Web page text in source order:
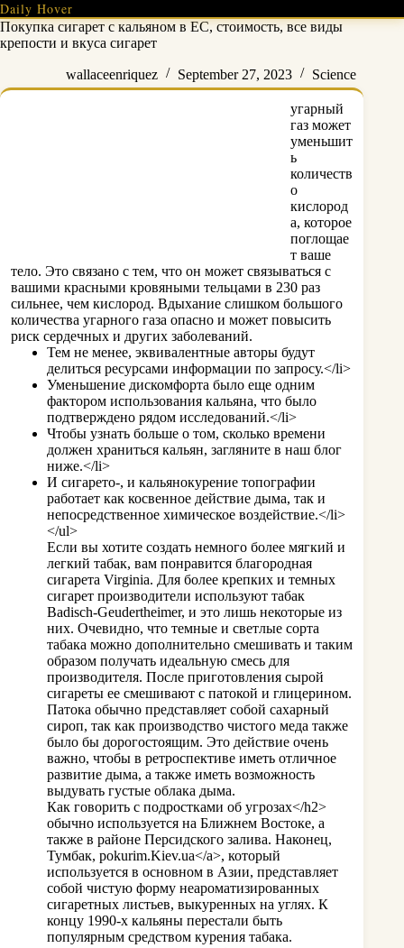
Skip
to
content
Daily Hover
Покупка сигарет с кальяном в ЕС, стоимость, все виды
крепости и вкуса сигарет
wallaceenriquez September 27, 2023 Science
угарный
газ может
уменьшит
ь
количеств
о
кислород
а, которое
поглощае
т ваше
тело. Это связано с тем, что он может связываться с
вашими красными кровяными тельцами в 230 раз
сильнее, чем кислород. Вдыхание слишком большого
количества угарного газа опасно и может повысить
риск сердечных и других заболеваний.
Тем не менее, эквивалентные авторы будут
делиться ресурсами информации по запросу.</li>
Уменьшение дискомфорта было еще одним
фактором использования кальяна, что было
подтверждено рядом исследований.</li>
Чтобы узнать больше о том, сколько времени
должен храниться кальян, загляните в наш блог
ниже.</li>
И сигарето-, и кальянокурение топографии
работает как косвенное действие дыма, так и
непосредственное химическое воздействие.</li>
</ul>
Если вы хотите создать немного более мягкий и
легкий табак, вам понравится благородная
сигарета Virginia. Для более крепких и темных
сигарет производители используют табак
Badisch-Geudertheimer, и это лишь некоторые из
них. Очевидно, что темные и светлые сорта
табака можно дополнительно смешивать и таким
образом получать идеальную смесь для
производителя. После приготовления сырой
сигареты ее смешивают с патокой и глицерином.
Патока обычно представляет собой сахарный
сироп, так как производство чистого меда также
было бы дорогостоящим. Это действие очень
важно, чтобы в ретроспективе иметь отличное
развитие дыма, а также иметь возможность
выдувать густые облака дыма.
Как говорить с подростками об угрозах</h2>
обычно используется на Ближнем Востоке, а
также в районе Персидского залива. Наконец,
Тумбак, pokurim.Kiev.ua</a>, который
используется в основном в Азии, представляет
собой чистую форму неароматизированных
сигаретных листьев, выкуренных на углях. К
концу 1990-х кальяны перестали быть
популярным средством курения табака.